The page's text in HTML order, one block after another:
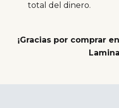
total del dinero.
¡Gracias por comprar